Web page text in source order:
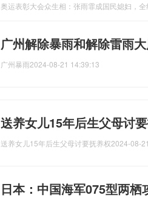
奥运表彰大会众生相：张雨霏成国民媳妇，
广州解除暴雨和解除雷雨
广州暴雨2024-08-21 14:39:13
送养女儿15年后生父母讨
送养女儿15年后生父母讨要抚养权2024-08-
日本：中国海军075型两